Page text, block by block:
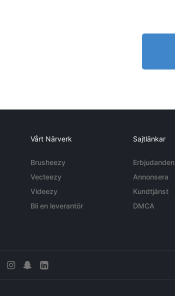
Vårt Närverk
Brusheezy
Vecteezy
Videezy
Bli en leverantör
Sajtlänkar
Erbjudanden
Annonsera
Kundtjänst
DMCA